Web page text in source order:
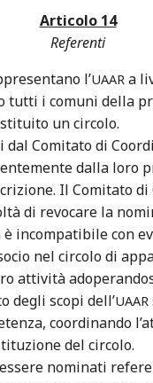
Articolo 14
Referenti
l’UAAR a
tutti i comuni della
un circolo.
dal Comitato di
dalla loro
Il Comitato
di revocare la
incompatibile con
nel circolo di
attività
degli scopi dell’UAAR
coordinando
del circolo.
nominati